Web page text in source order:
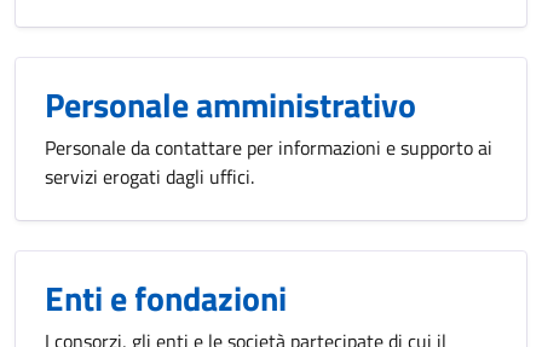
Personale amministrativo
Personale da contattare per informazioni e supporto ai
servizi erogati dagli uffici.
Enti e fondazioni
I consorzi, gli enti e le società partecipate di cui il